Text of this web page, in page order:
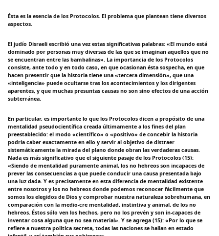
Ésta es la esencia de los Protocolos. El problema que plantean tiene diversos
aspectos.
El judío Disraeli escribió una vez estas significativas palabras: «El mundo está
dominado por personas muy diversas de las que se imaginan aquellos que no
se encuentran entre las bambalinas». La importancia de los Protocolos
consiste, ante todo y en todo caso, en que ocasionan ésta sospecha, en que
hacen presentir que la historia tiene una «tercera dimensión», que una
«inteligencia» puede ocultarse tras los acontecimientos y los dirigentes
aparentes, y que muchas presuntas causas no son sino efectos de una acción
subterránea.
En particular, es importante lo que los Protocolos dicen a propósito de una
mentalidad pseudocientífica creada últimamente a los fines del plan
preestablecido: el modo «científico» o «positivo» de concebir la historia
podría caber exactamente en ello y servir al objetivo de distraer
sistemáticamente la mirada del plano donde obran las verdaderas causas.
Nada es más significativo que el siguiente pasaje de los Protocolos (15):
«Siendo de mentalidad puramente animal, los no hebreos son incapaces de
prever las consecuencias a que puede conducir una causa presentada bajo
una luz dada. Y es precisamente en esta diferencia de mentalidad existente
entre nosotros y los no hebreos donde podemos reconocer fácilmente que
somos los elegidos de Dios y comprobar nuestra naturaleza sobrehumana, en
comparación con la medio-cre mentalidad, instintiva y animal, de los no
hebreos. Éstos sólo ven los hechos, pero no los prevén y son in-capaces de
inventar cosa alguna que no sea material». Y se agrega (15): «Por lo que se
refiere a nuestra política secreta, todas las naciones se hallan en estado